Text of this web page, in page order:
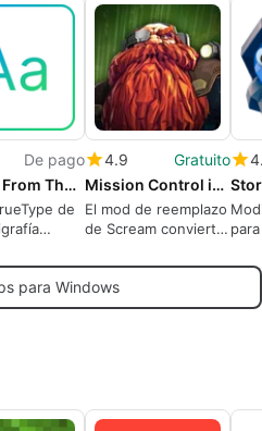
De pago
Reading From The East
de
4.9
Gratuito
Mission Control in Agony for Deep Rock Galactic
El mod de reemplazo
de Scream convierte
en un caos absurdo
para Windows